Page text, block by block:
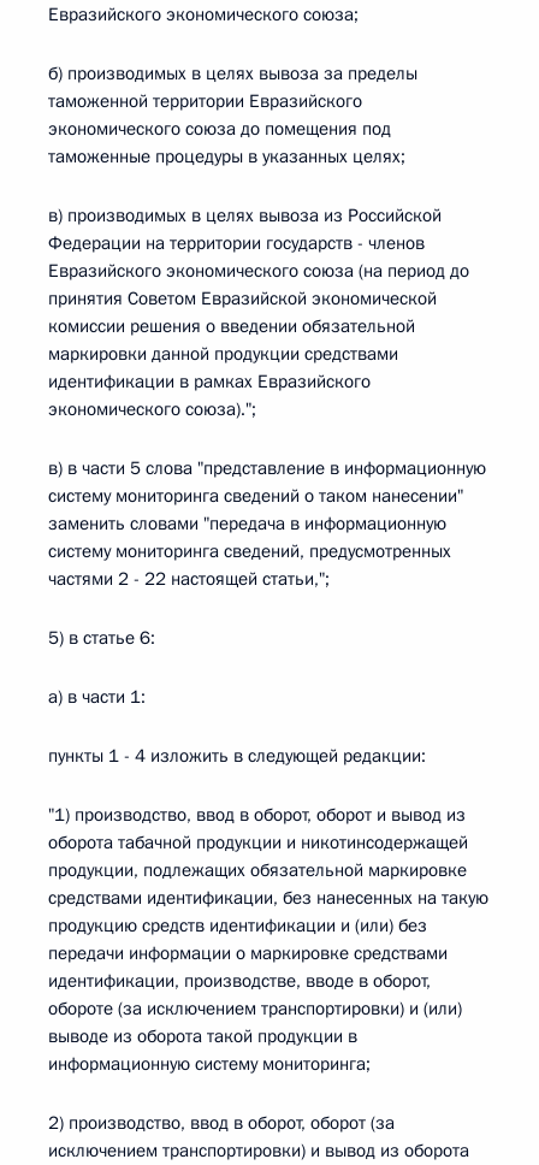
Евразийского экономического союза;
б) производимых в целях вывоза за пределы
таможенной территории Евразийского
экономического союза до помещения под
таможенные процедуры в указанных целях;
в) производимых в целях вывоза из Российской
Федерации на территории государств - членов
Евразийского экономического союза (на период до
принятия Советом Евразийской экономической
комиссии решения о введении обязательной
маркировки данной продукции средствами
идентификации в рамках Евразийского
экономического союза).";
в) в части 5 слова "представление в информационную
систему мониторинга сведений о таком нанесении"
заменить словами "передача в информационную
систему мониторинга сведений, предусмотренных
частями 2 - 22 настоящей статьи,";
5) в статье 6:
а) в части 1:
пункты 1 - 4 изложить в следующей редакции:
"1) производство, ввод в оборот, оборот и вывод из
оборота табачной продукции и никотинсодержащей
продукции, подлежащих обязательной маркировке
средствами идентификации, без нанесенных на такую
продукцию средств идентификации и (или) без
передачи информации о маркировке средствами
идентификации, производстве, вводе в оборот,
обороте (за исключением транспортировки) и (или)
выводе из оборота такой продукции в
информационную систему мониторинга;
2) производство, ввод в оборот, оборот (за
исключением транспортировки) и вывод из оборота